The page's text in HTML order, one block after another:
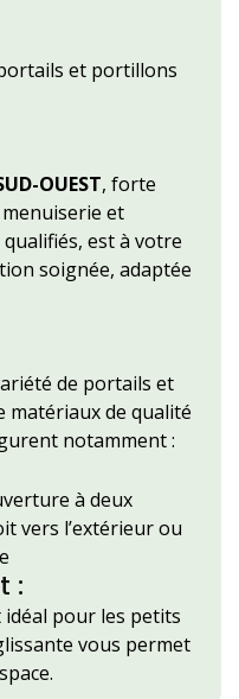
et portillons
OUEST, forte
et
est à votre
soignée, adaptée
de portails et
matériaux de qualité
notamment :
à deux
vers l’extérieur ou
:
pour les petits
vous permet